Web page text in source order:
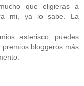
que eligieras a
mi, ya lo sabe. La
asterisco, puedes
bloggeros más